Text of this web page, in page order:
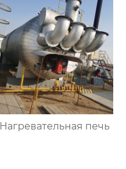
Нагревательная печь